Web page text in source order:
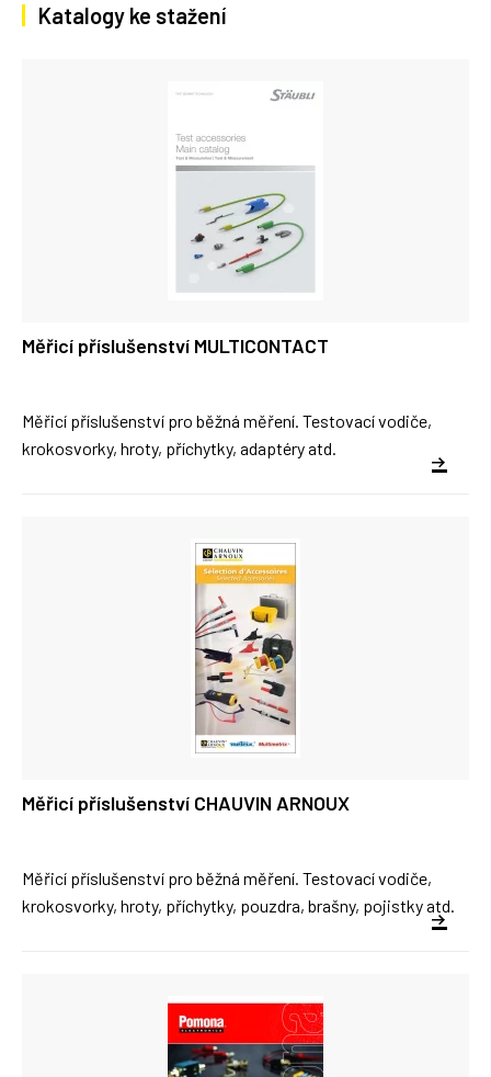
Katalogy ke stažení
Měřicí příslušenství MULTICONTACT
Měřicí příslušenství pro běžná měření. Testovací vodiče,
krokosvorky, hroty, příchytky, adaptéry atd.
Měřicí příslušenství CHAUVIN ARNOUX
Měřicí příslušenství pro běžná měření. Testovací vodiče,
krokosvorky, hroty, příchytky, pouzdra, brašny, pojistky atd.